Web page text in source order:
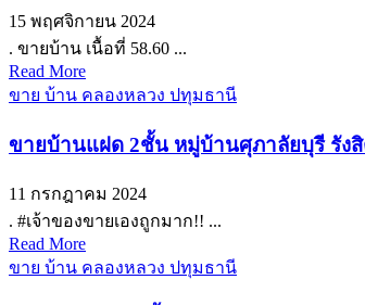
15 พฤศจิกายน 2024
. ขายบ้าน เนื้อที่ 58.60 ...
Read More
ขาย บ้าน คลองหลวง ปทุมธานี
ขายบ้านแฝด 2ชั้น หมู่บ้านศุภาลัยบุรี รังสิ
11 กรกฎาคม 2024
. #เจ้าของขายเองถูกมาก!! ...
Read More
ขาย บ้าน คลองหลวง ปทุมธานี